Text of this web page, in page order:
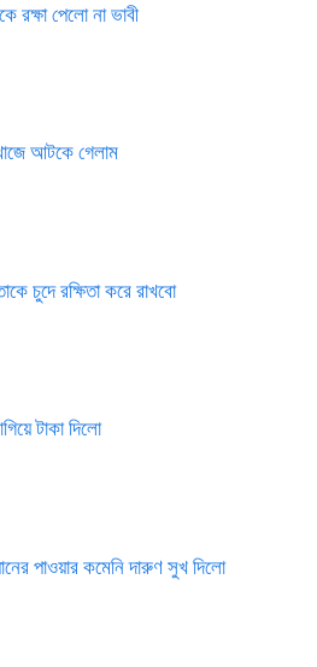
রক্ষা পেলো না ভাবী
আটকে গেলাম
চুদে রক্ষিতা করে রাখবো
টাকা দিলো
পাওয়ার কমেনি দারুণ সুখ দিলো